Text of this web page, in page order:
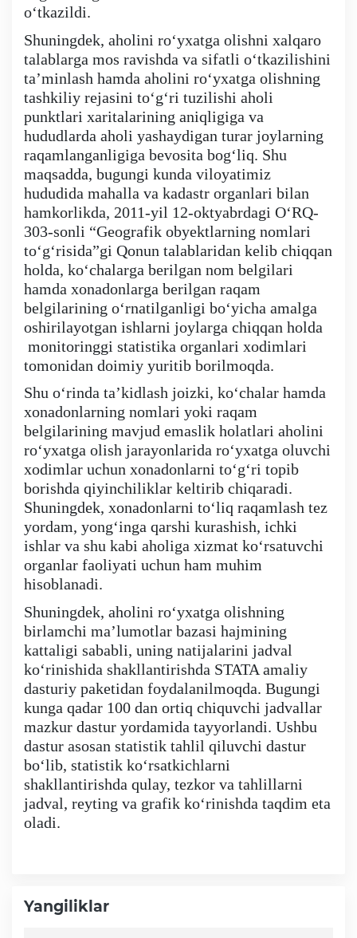
Korrupsiyaga qarshi kurashish bo'yicha idoraviy
hujjatlar
Korrupsiyaga qarshi kurashish bo'yicha amalga
oshirayotgan ishlar
Ochiq ma'lumotlar
«Elektron hukumat» tizimi
«Ochiq ma'lumotlar» PF-6247 bo'yicha
Ochiq budjet ma'lumotlar
Davlat xizmatlar yangona reestri
oʻtkazildi.
Shuningdek, aholini roʻyxatga olishni xalqaro
talablarga mos ravishda va sifatli oʻtkazilishini
taʼminlash hamda aholini roʻyxatga olishning
tashkiliy rejasini toʻgʻri tuzilishi aholi
punktlari xaritalarining aniqligiga va
hududlarda aholi yashaydigan turar joylarning
raqamlanganligiga bevosita bogʻliq. Shu
maqsadda, bugungi kunda viloyatimiz
hududida mahalla va kadastr organlari bilan
hamkorlikda, 2011-yil 12-oktyabrdagi OʻRQ-
303-sonli “Geografik obyektlarning nomlari
toʻgʻrisida”gi Qonun talablaridan kelib chiqqan
holda, koʻchalarga berilgan nom belgilari
hamda xonadonlarga berilgan raqam
belgilarining oʻrnatilganligi boʻyicha amalga
oshirilayotgan ishlarni joylarga chiqqan holda
monitoringgi statistika organlari xodimlari
tomonidan doimiy yuritib borilmoqda.
Shu oʻrinda taʼkidlash joizki, koʻchalar hamda
xonadonlarning nomlari yoki raqam
belgilarining mavjud emaslik holatlari aholini
roʻyxatga olish jarayonlarida roʻyxatga oluvchi
xodimlar uchun xonadonlarni toʻgʻri topib
borishda qiyinchiliklar keltirib chiqaradi.
Shuningdek, xonadonlarni toʻliq raqamlash tez
yordam, yongʻinga qarshi kurashish, ichki
ishlar va shu kabi aholiga xizmat koʻrsatuvchi
organlar faoliyati uchun ham muhim
hisoblanadi.
Shuningdek, aholini roʻyxatga olishning
birlamchi maʼlumotlar bazasi hajmining
kattaligi sababli, uning natijalarini jadval
koʻrinishida shakllantirishda STATA amaliy
dasturiy paketidan foydalanilmoqda. Bugungi
kunga qadar 100 dan ortiq chiquvchi jadvallar
mazkur dastur yordamida tayyorlandi. Ushbu
dastur asosan statistik tahlil qiluvchi dastur
boʻlib, statistik koʻrsatkichlarni
shakllantirishda qulay, tezkor va tahlillarni
jadval, reyting va grafik koʻrinishda taqdim eta
oladi.
Yangiliklar